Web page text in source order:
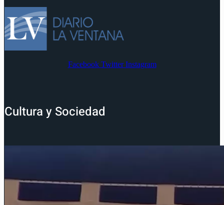
Facebook Twitter Instagram
Cultura y Sociedad